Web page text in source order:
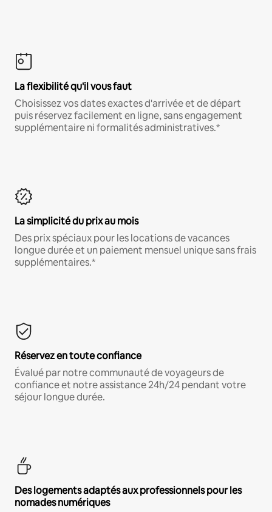
La flexibilité qu'il vous faut
Choisissez vos dates exactes d'arrivée et de départ
puis réservez facilement en ligne, sans engagement
supplémentaire ni formalités administratives.*
La simplicité du prix au mois
Des prix spéciaux pour les locations de vacances
longue durée et un paiement mensuel unique sans frais
supplémentaires.*
Réservez en toute confiance
Évalué par notre communauté de voyageurs de
confiance et notre assistance 24h/24 pendant votre
séjour longue durée.
Des logements adaptés aux professionnels pour les
nomades numériques